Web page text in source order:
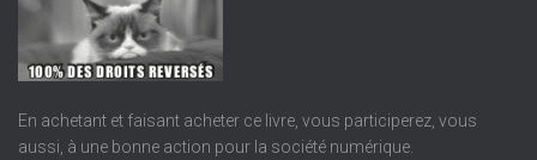
En achetant et faisant acheter ce livre, vous participerez, vous
aussi, à une bonne action pour la société numérique.